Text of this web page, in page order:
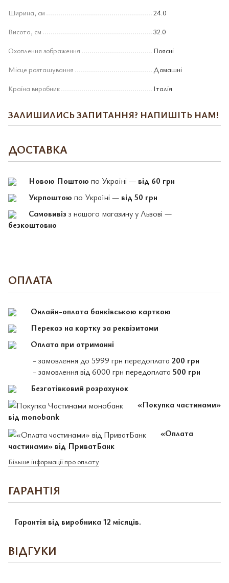
Ширина, см
24.0
Висота, см
32.0
Охоплення зображення
Поясні
Місце розташування
Домашні
Країна виробник
Італія
ЗАЛИШИЛИСЬ ЗАПИТАННЯ? НАПИШІТЬ НАМ!
ДОСТАВКА
Новою Поштою по Україні — від 60 грн
Укрпоштою по Україні — від 50 грн
Самовивіз з нашого магазину у Львові —
безкоштовно
ОПЛАТА
Онлайн-оплата банківською карткою
Переказ на картку за реквізитами
Оплата при отриманні
- замовлення до 5999 грн передоплата 200 грн
- замовлення від 6000 грн передоплата 500 грн
Безготівковий розрахунок
«Покупка частинами»
від monobank
«Оплата
частинами» від ПриватБанк
Більше інформації про оплату
ГАРАНТІЯ
Гарантія від виробника 12 місяців.
ВІДГУКИ